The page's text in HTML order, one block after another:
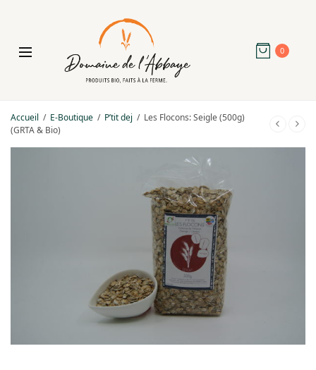
0
Accueil / E-Boutique / P’tit dej / Les Flocons: Seigle (500g)
(GRTA & Bio)